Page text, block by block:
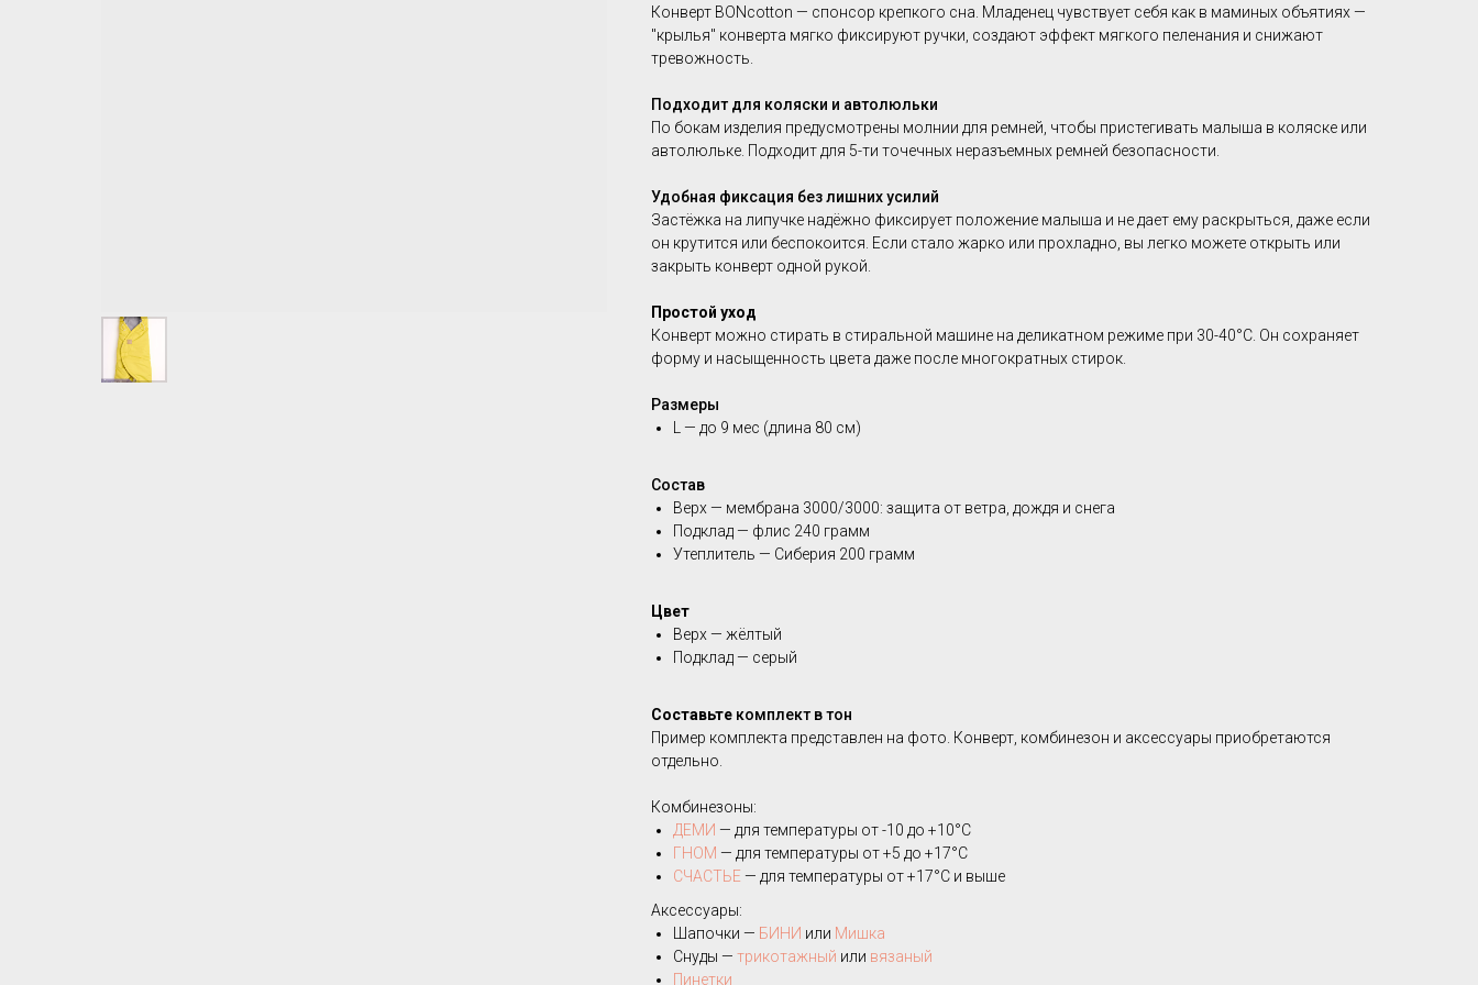
Конверт BONcotton — спонсор крепкого сна. Младенец чувствует себя как в маминых объятиях —
"крылья" конверта мягко фиксируют ручки, создают эффект мягкого пеленания и снижают
тревожность.
Подходит для коляски и автолюльки
По бокам изделия предусмотрены молнии для ремней, чтобы пристегивать малыша в коляске или
автолюльке. Подходит для 5-ти точечных неразъемных ремней безопасности.
Удобная фиксация без лишних усилий
Застёжка на липучке надёжно фиксирует положение малыша и не дает ему раскрыться, даже если
он крутится или беспокоится. Если стало жарко или прохладно, вы легко можете открыть или
закрыть конверт одной рукой.
Простой уход
Конверт можно стирать в стиральной машине на деликатном режиме при 30-40°C. Он сохраняет
форму и насыщенность цвета даже после многократных стирок.
Размеры
L — до 9 мес (длина 80 см)
Состав
Верх — мембрана 3000/3000: защита от ветра, дождя и снега
Подклад — флис 240 грамм
Утеплитель — Сиберия 200 грамм
Цвет
Верх — жёлтый
Подклад — серый
Составьте комплект в тон
Пример комплекта представлен на фото. Конверт, комбинезон и аксессуары приобретаются
отдельно.
Комбинезоны:
ДЕМИ — для температуры от -10 до +10°C
ГНОМ — для температуры от +5 до +17°C
СЧАСТЬЕ — для температуры от +17°C и выше
Аксессуары:
Шапочки — БИНИ или Мишка
Снуды — трикотажный или вязаный
Пинетки